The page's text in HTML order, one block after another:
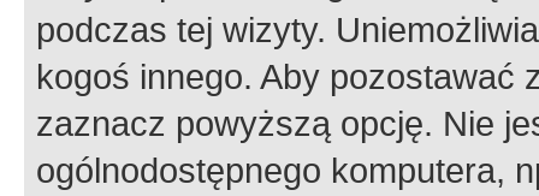
podczas tej wizyty.
kogoś innego. Aby pozostawać
zaznacz powyższą opcję. Nie
ogólnodostępnego komputera,